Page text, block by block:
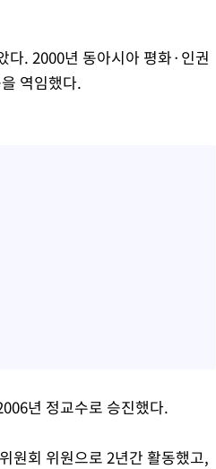
다. 2000년 동아시아 평화·인권
역임했다.
년 정교수로 승진했다.
원회 위원으로 2년간 활동했고,